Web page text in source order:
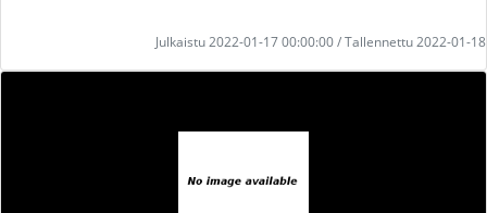
Julkaistu 2022-01-17 00:00:00 / Tallennettu 2022-01-18